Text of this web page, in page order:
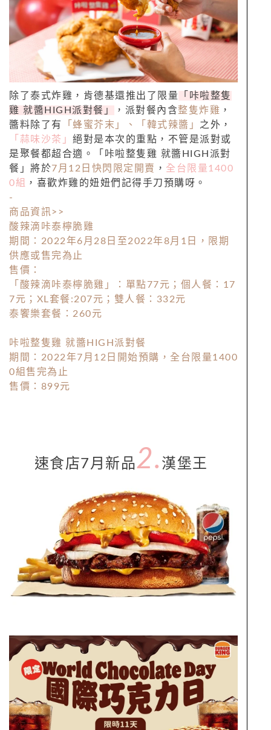
除了泰式炸雞，肯德基還推出了限量
「咔啦整隻
雞 就醬HIGH派對餐」
，派對餐內含整隻炸雞 ，
醬料除了有
「蜂蜜芥末」、「韓式辣醬」 之外，
「蒜味沙茶」 絕對是本次的重點，不管是派對或
是聚餐都超合適。「咔啦整隻雞 就醬HIGH派對
餐」將於7月12日快閃限定開賣 ， 全台限量1400
0組
，喜歡炸雞的妞妞們記得手刀預購呀。
-
商品資訊>>
酸辣滴咔泰檸脆雞
期間：2022年6月28日至2022年8月1日，限期
供應或售完為止
售價：
「酸辣滴咔泰檸脆雞」：單點77元；個人餐：17
7元； XL套餐:207元；雙人餐：332元
泰饗樂套餐：260元
咔啦整隻雞 就醬HIGH派對餐
期間：2022年7月12日開始預購，全台限量1400
0組售完為止
售價：899元
速食店7月新品2. 漢堡王